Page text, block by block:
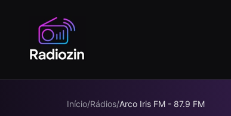
Início/Rádios/Arco Iris FM - 87.9 FM